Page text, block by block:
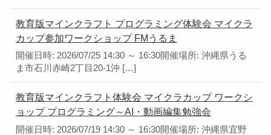
教育版マインクラフト プログラミング体験会 マイクラ
カップ参加ワークショップ FMうるま
開催日時: 2026/07/25 14:30 ～ 16:30開催場所: 沖縄県うる
ま市石川赤崎2丁目20-1沖 […]
教育版マインクラフト体験会 マイクラカップ ワークシ
ョップ プログラミング～AI・動画編集勉強会
開催日時: 2026/07/19 14:30 ～ 16:30開催場所: 沖縄県宜野